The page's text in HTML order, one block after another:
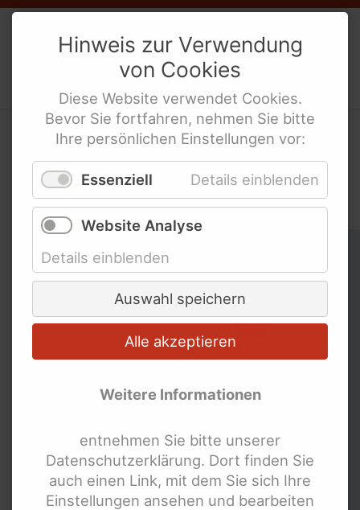
Social Media Netiquette
Erklärung zur Barrierefreiheit
Links und Adressen
Netzwerke und
Koordinierungsstellen für
behinderte Frauen
Links für Lesben und LSBTIQ* mit
Behinderung
Links für Mädchen mit Behinderung
Bundesweite Organisationen für
Bundesweite Frauenorganisationen
Bundesministerien und mehr
Internationale Links
Weibernetze.V.
Politische Interes­sen­ver­tre­tung
behinderte Frauen
In der WeiberZEIT nach
Schlagworten suchen
Ableismus
Abschied
Gleichbehandlungsgesetz AGG
Arbeit
Armut
Assistenz
Barrierefreiheit
Hinweis zur Verwendung
von Cookies
Diese Website verwendet Cookies.
Bevor Sie fortfahren, nehmen Sie bitte
Ihre persönlichen Einstellungen vor:
Essenziell Details einblenden
Website Analyse
Details einblenden
Auswahl speichern
Alle akzeptieren
Weitere Informationen
entnehmen Sie bitte unserer
Datenschutzerklärung. Dort finden Sie
auch einen Link, mit dem Sie sich Ihre
Einstellungen ansehen und bearbeiten